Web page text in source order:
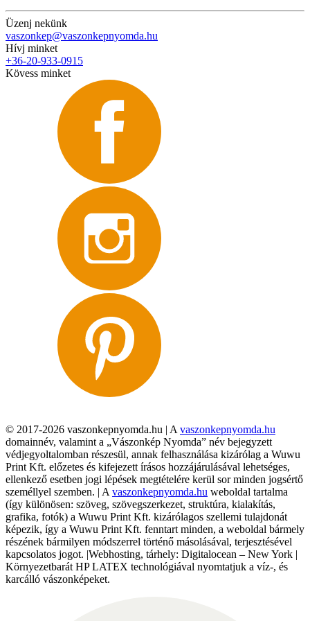
Üzenj nekünk
vaszonkep@vaszonkepnyomda.hu
Hívj minket
+36-20-933-0915
Kövess minket
© 2017-2026 vaszonkepnyomda.hu | A vaszonkepnyomda.hu
domainnév, valamint a „Vászonkép Nyomda” név bejegyzett
védjegyoltalomban részesül, annak felhasználása kizárólag a Wuwu
Print Kft. előzetes és kifejezett írásos hozzájárulásával lehetséges,
ellenkező esetben jogi lépések megtételére kerül sor minden jogsértő
személlyel szemben. | A vaszonkepnyomda.hu weboldal tartalma
(így különösen: szöveg, szövegszerkezet, struktúra, kialakítás,
grafika, fotók) a Wuwu Print Kft. kizárólagos szellemi tulajdonát
képezik, így a Wuwu Print Kft. fenntart minden, a weboldal bármely
részének bármilyen módszerrel történő másolásával, terjesztésével
kapcsolatos jogot. |Webhosting, tárhely: Digitalocean – New York |
Környezetbarát HP LATEX technológiával nyomtatjuk a víz-, és
karcálló vászonképeket.